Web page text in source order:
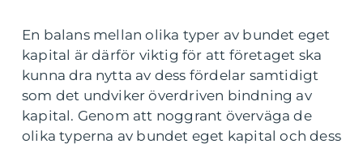
En balans mellan olika typer av bundet eget
kapital är därför viktig för att företaget ska
kunna dra nytta av dess fördelar samtidigt
som det undviker överdriven bindning av
kapital. Genom att noggrant överväga de
olika typerna av bundet eget kapital och dess